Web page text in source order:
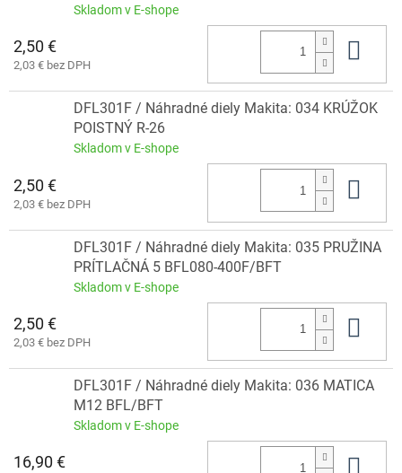
Skladom v E-shope
2,50 €
2,03 € bez DPH
DFL301F / Náhradné diely Makita: 034 KRÚŽOK
POISTNÝ R-26
Skladom v E-shope
2,50 €
2,03 € bez DPH
DFL301F / Náhradné diely Makita: 035 PRUŽINA
PRÍTLAČNÁ 5 BFL080-400F/BFT
Skladom v E-shope
2,50 €
2,03 € bez DPH
DFL301F / Náhradné diely Makita: 036 MATICA
M12 BFL/BFT
Skladom v E-shope
16,90 €